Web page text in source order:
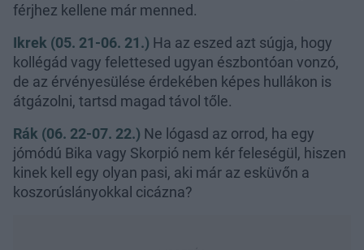
férjhez kellene már menned.
Ikrek (05. 21-06. 21.) Ha az eszed azt súgja, hogy
kollégád vagy felettesed ugyan észbontóan vonzó,
de az érvényesülése érdekében képes hullákon is
átgázolni, tartsd magad távol tőle.
Rák (06. 22-07. 22.) Ne lógasd az orrod, ha egy
jómódú Bika vagy Skorpió nem kér feleségül, hiszen
kinek kell egy olyan pasi, aki már az esküvőn a
koszorúslányokkal cicázna?